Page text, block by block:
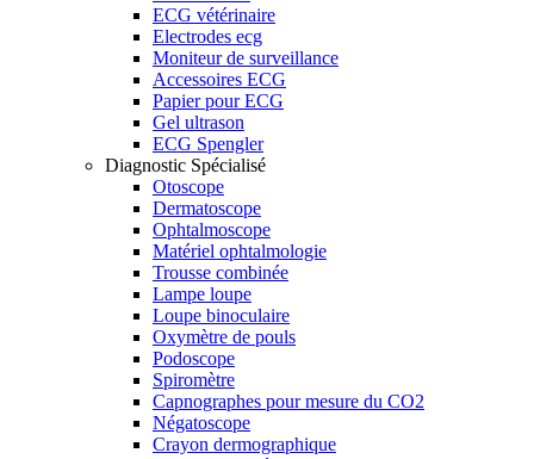
ECG vétérinaire
Electrodes ecg
Moniteur de surveillance
Accessoires ECG
Papier pour ECG
Gel ultrason
ECG Spengler
Diagnostic Spécialisé
Otoscope
Dermatoscope
Ophtalmoscope
Matériel ophtalmologie
Trousse combinée
Lampe loupe
Loupe binoculaire
Oxymètre de pouls
Podoscope
Spiromètre
Capnographes pour mesure du CO2
Négatoscope
Crayon dermographique